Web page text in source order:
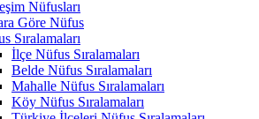
Nüfusları
Göre Nüfus
Sıralamaları
İlçe Nüfus Sıralamaları
Belde Nüfus Sıralamaları
Mahalle Nüfus Sıralamaları
Köy Nüfus Sıralamaları